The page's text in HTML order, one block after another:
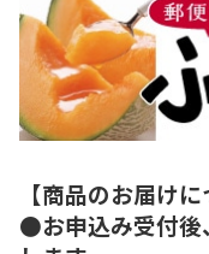
【商品のお届けに
●お申込み受付後